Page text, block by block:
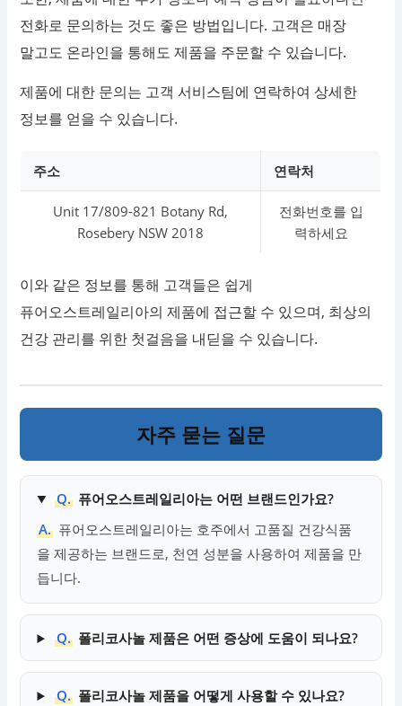
전화로 문의하는 것도 좋은 방법입니다. 고객은 매장
말고도 온라인을 통해도 제품을 주문할 수 있습니다.
제품에 대한 문의는 고객 서비스팀에 연락하여 상세한
정보를 얻을 수 있습니다.
주소 연락처
Unit 17/809-821 Botany Rd,
Rosebery NSW 2018
전화번호를 입
력하세요
이와 같은 정보를 통해 고객들은 쉽게
퓨어오스트레일리아의 제품에 접근할 수 있으며, 최상의
건강 관리를 위한 첫걸음을 내딛을 수 있습니다.
자주 묻는 질문
Q. 퓨어오스트레일리아는 어떤 브랜드인가요?
A. 퓨어오스트레일리아는 호주에서 고품질 건강식품
을 제공하는 브랜드로, 천연 성분을 사용하여 제품을 만
듭니다.
Q. 폴리코사놀 제품은 어떤 증상에 도움이 되나요?
Q. 폴리코사놀 제품을 어떻게 사용할 수 있나요?